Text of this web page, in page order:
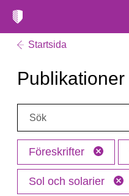
Startsida
Publikationer
Sök:
Föreskrifter
Sol och solarier